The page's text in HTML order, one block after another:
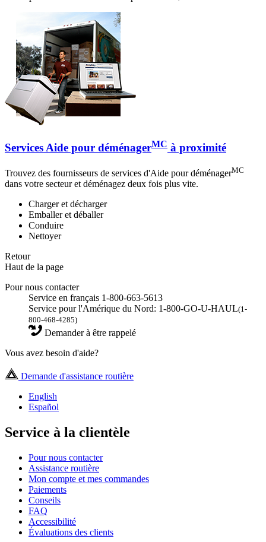
Services Aide pour déménagerMC à proximité
Trouvez des fournisseurs de services d'Aide pour déménagerMC
dans votre secteur et déménagez deux fois plus vite.
Charger et décharger
Emballer et déballer
Conduire
Nettoyer
Retour
Haut de la page
Pour nous contacter
Service en français 1-800-663-5613
Service pour l'Amérique du Nord: 1-800-GO-U-HAUL(1-
800-468-4285)
Demander à être rappelé
Vous avez besoin d'aide?
Demande d'assistance routière
English
Español
Service à la clientèle
Pour nous contacter
Assistance routière
Mon compte et mes commandes
Paiements
Conseils
FAQ
Accessibilité
Évaluations des clients